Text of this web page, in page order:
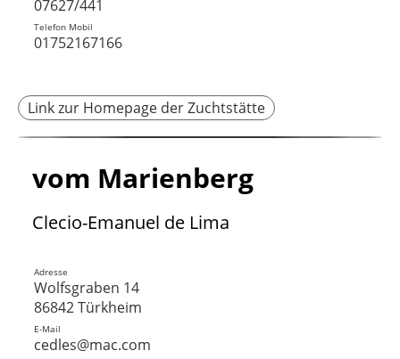
07627/441
Telefon Mobil
01752167166
Link zur Homepage der Zuchtstätte
vom Marienberg
Clecio-Emanuel de Lima
Adresse
Wolfsgraben 14
86842 Türkheim
E-Mail
cedles@mac.com